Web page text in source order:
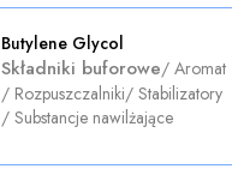
Butylene Glycol
Składniki buforowe/ Aromat
/ Rozpuszczalniki/ Stabilizatory
/ Substancje nawilżające